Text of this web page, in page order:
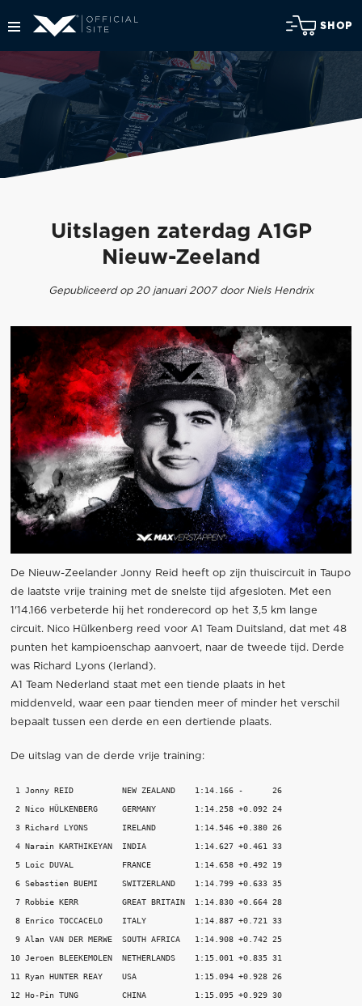
SHOP
Uitslagen zaterdag A1GP
Nieuw-Zeeland
Gepubliceerd op 20 januari 2007 door Niels Hendrix
De Nieuw-Zeelander Jonny Reid heeft op zijn thuiscircuit in Taupo
de laatste vrije training met de snelste tijd afgesloten. Met een
1'14.166 verbeterde hij het ronderecord op het 3,5 km lange
circuit. Nico Hülkenberg reed voor A1 Team Duitsland, dat met 48
punten het kampioenschap aanvoert, naar de tweede tijd. Derde
was Richard Lyons (Ierland).
A1 Team Nederland staat met een tiende plaats in het
middenveld, waar een paar tienden meer of minder het verschil
bepaalt tussen een derde en een dertiende plaats.
De uitslag van de derde vrije training:
1 Jonny REID          NEW ZEALAND    1:14.166 -      26
2 Nico HÜLKENBERG     GERMANY        1:14.258 +0.092 24
3 Richard LYONS       IRELAND        1:14.546 +0.380 26
4 Narain KARTHIKEYAN  INDIA          1:14.627 +0.461 33
5 Loic DUVAL          FRANCE         1:14.658 +0.492 19
6 Sebastien BUEMI     SWITZERLAND    1:14.799 +0.633 35
7 Robbie KERR         GREAT BRITAIN  1:14.830 +0.664 28
8 Enrico TOCCACELO    ITALY          1:14.887 +0.721 33
9 Alan VAN DER MERWE  SOUTH AFRICA   1:14.908 +0.742 25
10 Jeroen BLEEKEMOLEN  NETHERLANDS    1:15.001 +0.835 31
11 Ryan HUNTER REAY    USA            1:15.094 +0.928 26
12 Ho-Pin TUNG         CHINA          1:15.095 +0.929 30